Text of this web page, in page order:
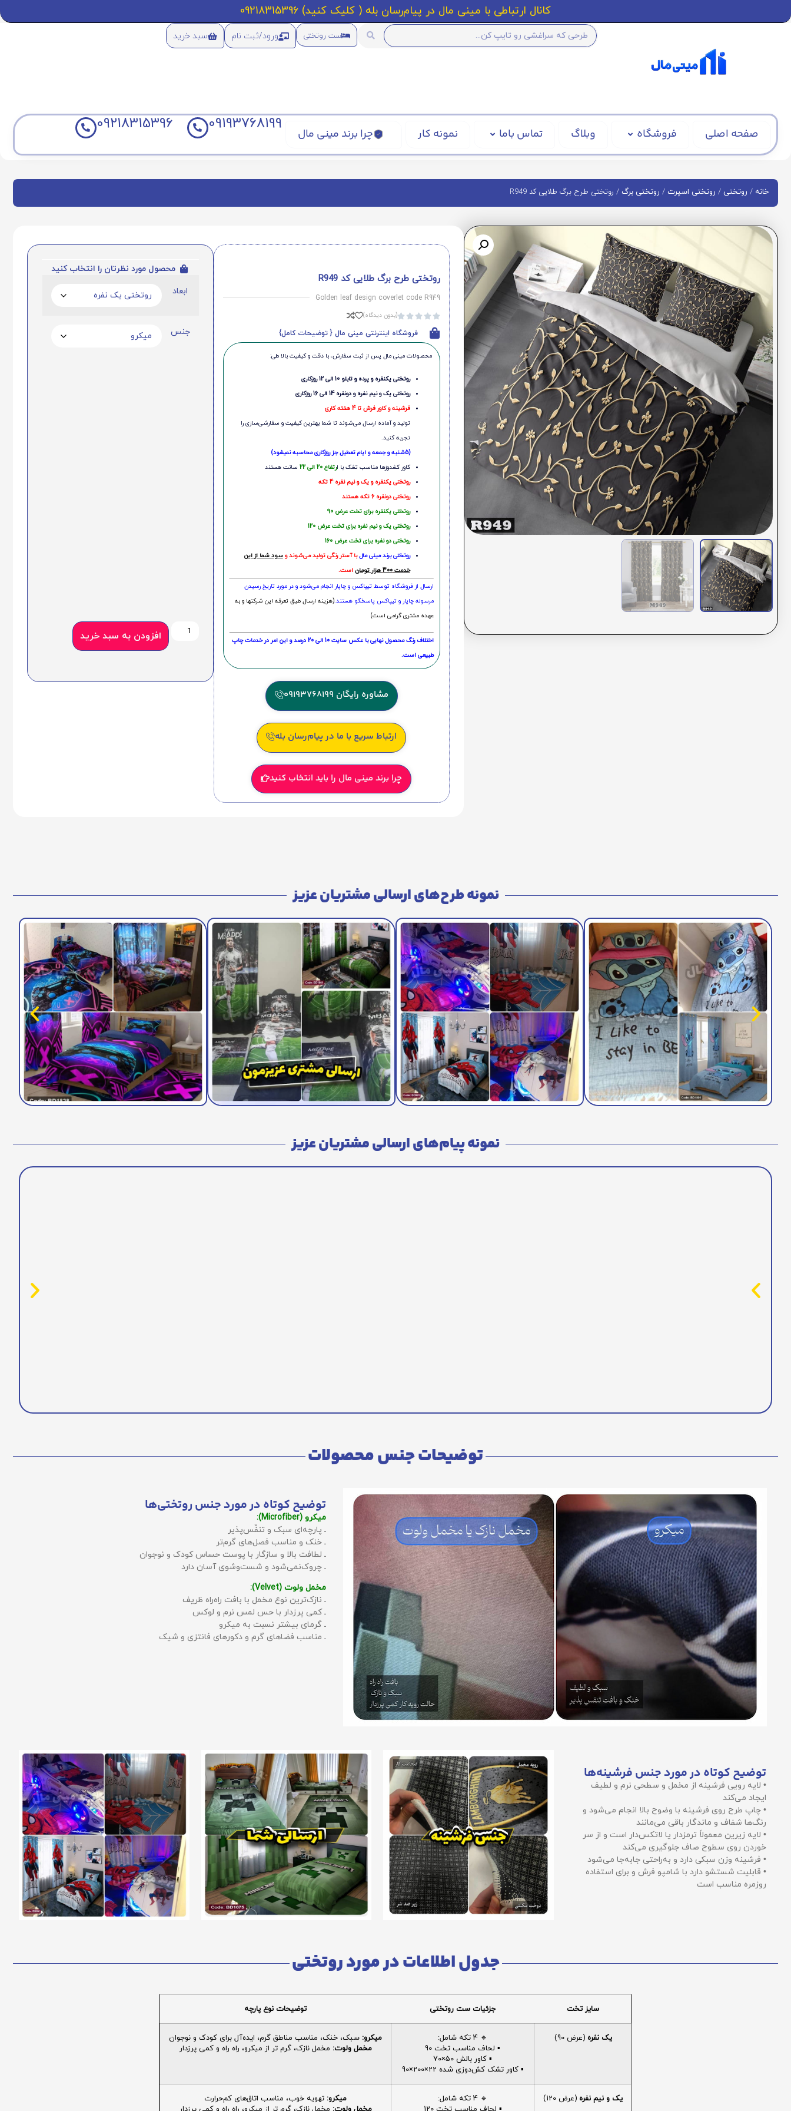
کانال ارتباطی با مینی مال در پیام‌رسان بله ( کلیک کنید) 09218315396
ست روتختی ورود/ثبت نام سبد خرید
صفحه اصلی فروشگاه وبلاگ تماس باما نمونه کار چرا برند مینی مال
09193768199
09218315396
خانه / روتختی / روتختی اسپرت / روتختی برگ / روتختی طرح برگ طلایی کد R949
روتختی طرح برگ طلایی کد R949
Golden leaf design coverlet code R949




(بدون دیدگاه)
فروشگاه اینترنتی مینی مال { توضیحات کامل}
محصولات مینی‌ مال پس از ثبت سفارش، با دقت و کیفیت بالا طی:
روتختی یکنفره و پرده و تابلو 10 الی 12 روزکاری
روتختی یک و نیم نفره و دونفره 14 الی 16 روزکاری
فرشینه و کاور فرش تا 4 هفته کاری
تولید و آماده ارسال می‌شوند تا شما بهترین کیفیت و سفارشی‌سازی را
تجربه کنید.
(5شنبه و جمعه و ایام تعطیل جز روزکاری محاسبه نمیشود)
کاور کشدوزها مناسب تشک با ارتفاع 20 الی 22
سانت هستند
روتختی یکنفره و یک و نیم نفره 4 تکه
روتختی دونفره 6 تکه هستند
روتختی یکنفره برای تخت عرض 90
روتختی یک و نیم نفره برای تخت عرض 120
روتختی دو نفره برای تخت عرض 160
روتختی‌ برند مینی مالبا آستر رنگی تولید می‌شوند وسود شما از این
خدمت 300 هزار تومان
است.
ارسال از فروشگاه توسط تیپاکس و چاپار انجام می‌شود و در مورد تاریخ رسیدن
مرسوله چاپار و تیپاکس پاسخگو هستند.(هزینه ارسال طبق تعرفه این شرکتها و به
عهده مشتری گرامی است)
اختلاف رنگ محصول نهایی با عکس سایت 10 الی 20 درصد و این امر در خدمات چاپ
طبیعی است.
مشاوره رایگان 09193768199
ارتباط سریع با ما در پیام‌رسان بله
چرا برند مینی مال را باید انتخاب کنید
محصول مورد نظرتان را انتخاب کنید
ابعاد
جنس
افزودن به سبد خرید
نمونه طرح‌های ارسالی مشتریان عزیز
نمونه پیام‌های ارسالی مشتریان عزیز
توضیحات جنس محصولات
توضیح کوتاه در مورد جنس روتختی‌ها
میکرو (Microfiber):
ـ پارچه‌ای سبک و تنفّس‌پذیر
ـ خنک و مناسب فصل‌های گرم‌تر
ـ لطافت بالا و سازگار با پوست حساس کودک و نوجوان
ـ چروک‌نمی‌شود و شست‌وشوی آسان دارد
مخمل ولوت (Velvet):
ـ نازک‌ترین نوع مخمل با بافت راه‌راه ظریف
ـ کمی پرزدار با حس لمس نرم و لوکس
ـ گرمای بیشتر نسبت به میکرو
ـ مناسب فضاهای گرم و دکورهای فانتزی و شیک
توضیح کوتاه در مورد جنس فرشینه‌ها
• لایه رویی فرشینه از مخمل و سطحی نرم و لطیف
ایجاد می‌کند
• چاپ طرح روی فرشینه با وضوح بالا انجام می‌شود و
رنگ‌ها شفاف و ماندگار باقی می‌مانند
• لایه زیرین معمولاً ترمزدار یا لاتکس‌دار است و از سر
خوردن روی سطوح صاف جلوگیری می‌کند
• فرشینه وزن سبکی دارد و به‌راحتی جابه‌جا می‌شود
• قابلیت شستشو دارد با شامپو فرش و برای استفاده
روزمره مناسب است
جدول اطلاعات در مورد روتختی
سایز تخت جزئیات ست روتختی توضیحات نوع پارچه
یک نفره (عرض 90)
🔹 4 تکه شامل:
▪️ لحاف مناسب تخت 90
▪️ کاور بالش 50×70
▪️ کاور تشک کش‌دوزی شده 22×200×90
میکرو: سبک، خنک، مناسب مناطق گرم، ایده‌آل برای کودک و نوجوان
مخمل ولوت: مخمل نازک، گرم تر از میکرو، راه راه و کمی پرزدار
یک و نیم نفره (عرض 120)
🔹 4 تکه شامل:
میکرو: تهویه خوب، مناسب اتاق‌های کم‌حرارت